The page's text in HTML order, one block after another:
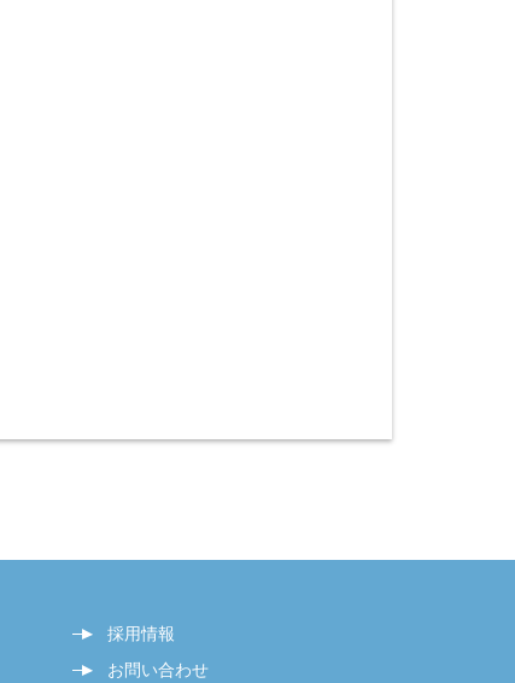
採用情報
お問い合わせ